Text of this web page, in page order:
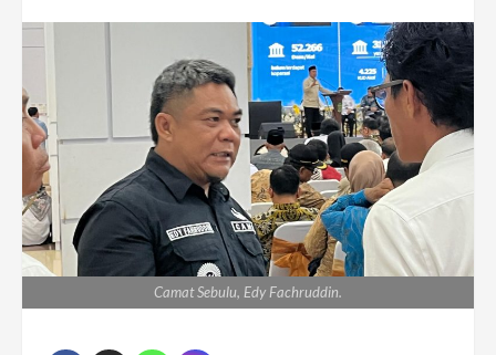
Camat Sebulu, Edy Fachruddin.